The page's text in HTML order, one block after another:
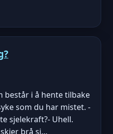
består i å hente tilbake
som du har mistet. -
sjelekraft?- Uhell.
brå sj…